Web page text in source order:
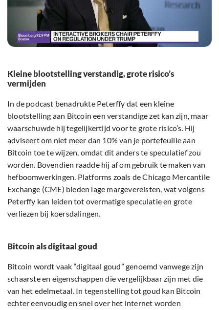
Kleine blootstelling verstandig, grote risico’s
vermijden
In de podcast benadrukte Peterffy dat een kleine
blootstelling aan Bitcoin een verstandige zet kan zijn, maar
waarschuwde hij tegelijkertijd voor te grote risico’s. Hij
adviseert om niet meer dan 10% van je portefeuille aan
Bitcoin toe te wijzen, omdat dit anders te speculatief zou
worden. Bovendien raadde hij af om gebruik te maken van
hefboomwerkingen. Platforms zoals de Chicago Mercantile
Exchange (CME) bieden lage margevereisten, wat volgens
Peterffy kan leiden tot overmatige speculatie en grote
verliezen bij koersdalingen.
Bitcoin als digitaal goud
Bitcoin wordt vaak “digitaal goud” genoemd vanwege zijn
schaarste en eigenschappen die vergelijkbaar zijn met die
van het edelmetaal. In tegenstelling tot goud kan Bitcoin
echter eenvoudig en snel over het internet worden